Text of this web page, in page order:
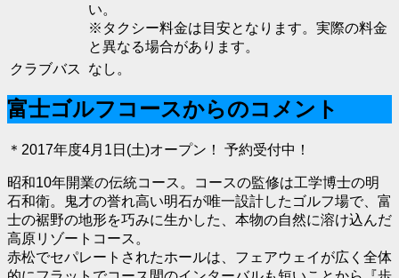
い。
※タクシー料金は目安となります。実際の料金
と異なる場合があります。
クラブバス
なし。
富士ゴルフコースからのコメント
＊2017年度4月1日(土)オープン！ 予約受付中！
昭和10年開業の伝統コース。コースの監修は工学博士の明
石和衛。鬼才の誉れ高い明石が唯一設計したゴルフ場で、富
士の裾野の地形を巧みに生かした、本物の自然に溶け込んだ
高原リゾートコース。
赤松でセパレートされたホールは、フェアウェイが広く全体